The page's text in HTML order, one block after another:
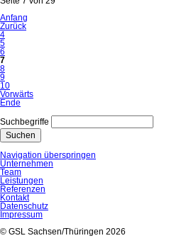
Anfang
Zurück
4
5
6
7
8
9
10
Vorwärts
Ende
Suchbegriffe
Suchen
Navigation überspringen
Unternehmen
Team
Leistungen
Referenzen
Kontakt
Datenschutz
Impressum
© GSL Sachsen/Thüringen 2026